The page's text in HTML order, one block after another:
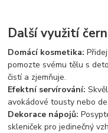
Další využití
Domácí kosmetika:
pomozte svému tělu s
čistí a zjemňuje.
Efektní servírování:
avokádové tousty nebo
Dekorace nápojů:
skleniček pro jedinečný